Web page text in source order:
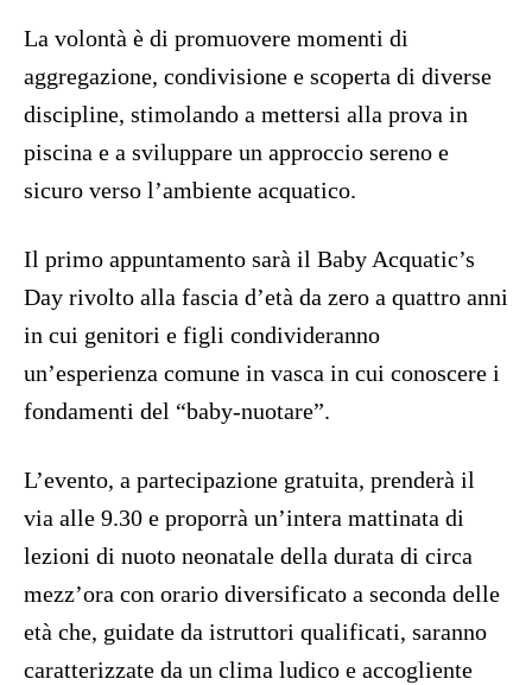
La volontà è di promuovere momenti di
aggregazione, condivisione e scoperta di diverse
discipline, stimolando a mettersi alla prova in
piscina e a sviluppare un approccio sereno e
sicuro verso l’ambiente acquatico.
Il primo appuntamento sarà il Baby Acquatic’s
Day rivolto alla fascia d’età da zero a quattro anni
in cui genitori e figli condivideranno
un’esperienza comune in vasca in cui conoscere i
fondamenti del “baby-nuotare”.
L’evento, a partecipazione gratuita, prenderà il
via alle 9.30 e proporrà un’intera mattinata di
lezioni di nuoto neonatale della durata di circa
mezz’ora con orario diversificato a seconda delle
età che, guidate da istruttori qualificati, saranno
caratterizzate da un clima ludico e accogliente